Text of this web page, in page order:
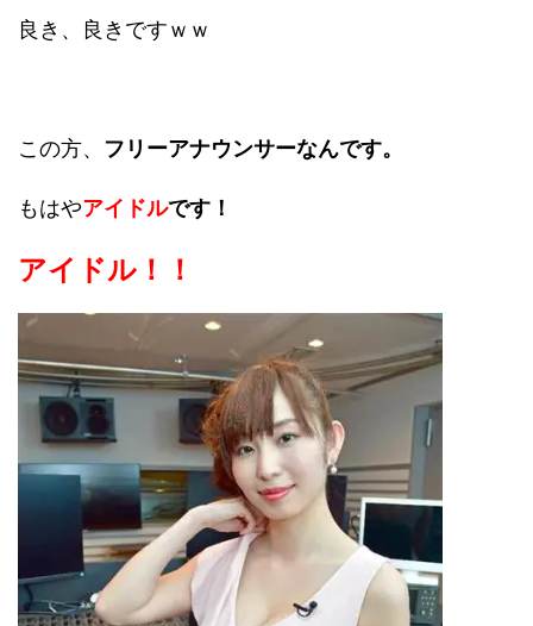
良き、良きですｗｗ
この方、 フリーアナウンサーなんです。
もはやアイドルです！
アイドル！！